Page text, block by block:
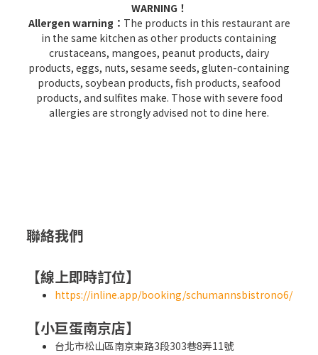
WARNING！
Allergen warning： The products in this restaurant are
in the same kitchen as other products containing
crustaceans, mangoes, peanut products, dairy
products, eggs, nuts, sesame seeds, gluten-containing
products, soybean products, fish products, seafood
products, and sulfites make. Those with severe food
allergies are strongly advised not to dine here.
聯絡我們
【線上即時訂位】
https://inline.app/booking/schumannsbistrono6/
【小巨蛋南京店】
台北市松山區南京東路3段303巷8弄11號